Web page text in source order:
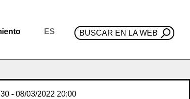
ES BUSCAR EN LA WEB
- 08/03/2022 20:00